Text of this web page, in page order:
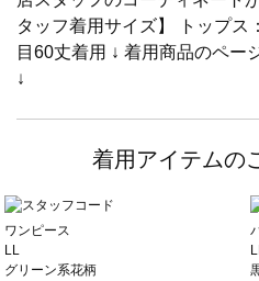
タッフ着用サイズ】 トップ
目60丈着用 ↓ 着用商品のペ
↓
着用アイテムの
ワンピース
LL
グリーン系花柄